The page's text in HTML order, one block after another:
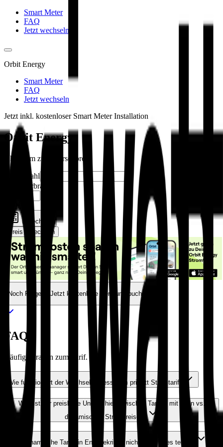
Smart Meter
FAQ
Jetzt wechseln
Orbit Energy
Smart Meter
FAQ
Jetzt wechseln
Jetzt inkl. kostenloser Smart Meter Installation
Orbit Energy
Ökostrom zum Börsenpreis
Postleitzahl
Jahresverbrauch
kWh
Berechnen
Preis berechnen
Noch Fragen? Jetzt kostenlose Beratung buchen.
FAQs
Häufige Fragen zum Tarif.
Wie funktioniert der Wechselprozess zum priwatt Stromtarif?
Was ist der preisliche Unterschied zwischen Tarifen mit fixen vs.
dynamischen Strompreisen?
Sind dynamische Tarife in Energiekrisen nicht um einiges teurer?